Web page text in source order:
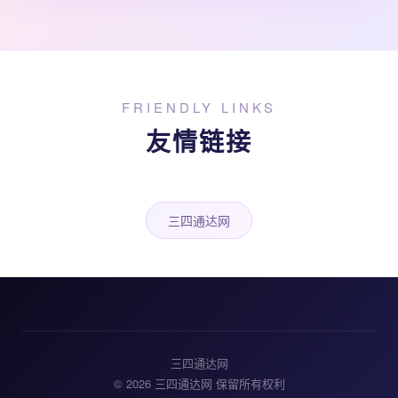
FRIENDLY LINKS
友情链接
三四通达网
三四通达网
© 2026 三四通达网 保留所有权利